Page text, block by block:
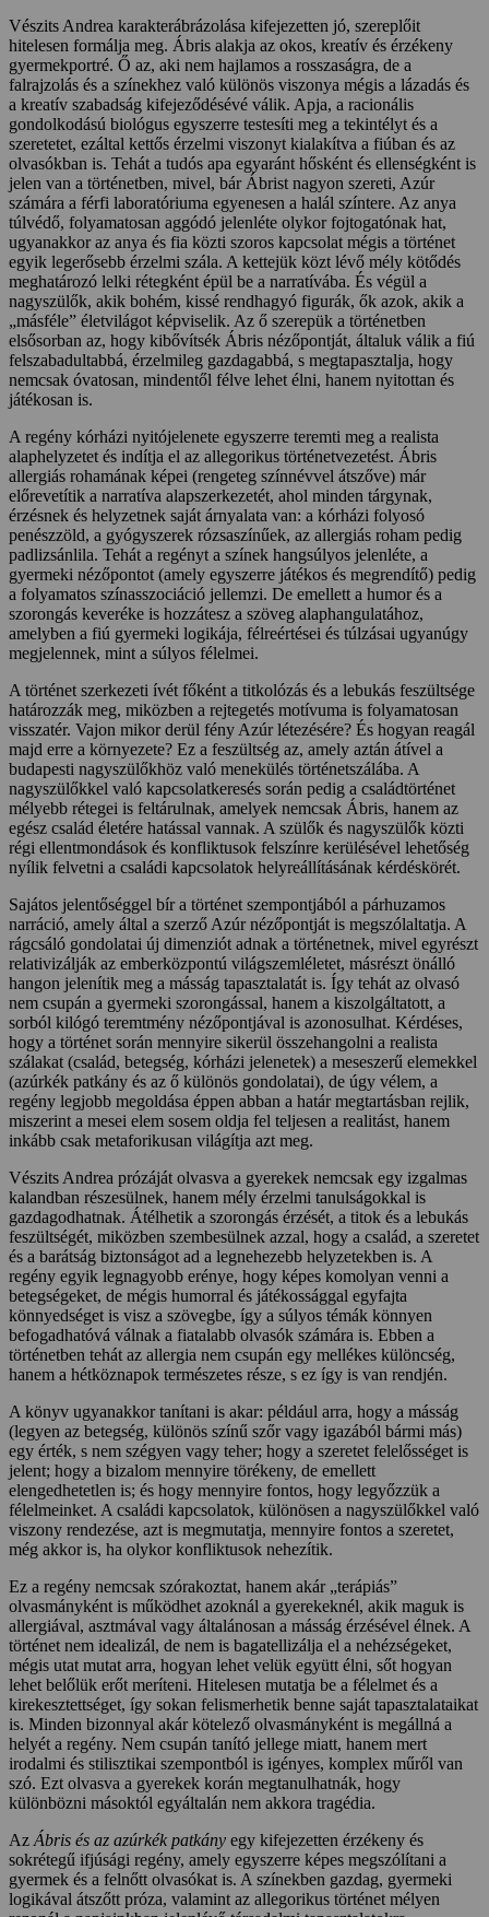
Vészits Andrea karakterábrázolása kifejezetten jó, szereplőit
hitelesen formálja meg. Ábris alakja az okos, kreatív és érzékeny
gyermekportré. Ő az, aki nem hajlamos a rosszaságra, de a
falrajzolás és a színekhez való különös viszonya mégis a lázadás és
a kreatív szabadság kifejeződésévé válik. Apja, a racionális
gondolkodású biológus egyszerre testesíti meg a tekintélyt és a
szeretetet, ezáltal kettős érzelmi viszonyt kialakítva a fiúban és az
olvasókban is. Tehát a tudós apa egyaránt hősként és ellenségként is
jelen van a történetben, mivel, bár Ábrist nagyon szereti, Azúr
számára a férfi laboratóriuma egyenesen a halál színtere. Az anya
túlvédő, folyamatosan aggódó jelenléte olykor fojtogatónak hat,
ugyanakkor az anya és fia közti szoros kapcsolat mégis a történet
egyik legerősebb érzelmi szála. A kettejük közt lévő mély kötődés
meghatározó lelki rétegként épül be a narratívába. És végül a
nagyszülők, akik bohém, kissé rendhagyó figurák, ők azok, akik a
„másféle” életvilágot képviselik. Az ő szerepük a történetben
elsősorban az, hogy kibővítsék Ábris nézőpontját, általuk válik a fiú
felszabadultabbá, érzelmileg gazdagabbá, s megtapasztalja, hogy
nemcsak óvatosan, mindentől félve lehet élni, hanem nyitottan és
játékosan is.
A regény kórházi nyitójelenete egyszerre teremti meg a realista
alaphelyzetet és indítja el az allegorikus történetvezetést. Ábris
allergiás rohamának képei (rengeteg színnévvel átszőve) már
előrevetítik a narratíva alapszerkezetét, ahol minden tárgynak,
érzésnek és helyzetnek saját árnyalata van: a kórházi folyosó
penészzöld, a gyógyszerek rózsaszínűek, az allergiás roham pedig
padlizsánlila. Tehát a regényt a színek hangsúlyos jelenléte, a
gyermeki nézőpontot (amely egyszerre játékos és megrendítő) pedig
a folyamatos színasszociáció jellemzi. De emellett a humor és a
szorongás keveréke is hozzátesz a szöveg alaphangulatához,
amelyben a fiú gyermeki logikája, félreértései és túlzásai ugyanúgy
megjelennek, mint a súlyos félelmei.
A történet szerkezeti ívét főként a titkolózás és a lebukás feszültsége
határozzák meg, miközben a rejtegetés motívuma is folyamatosan
visszatér. Vajon mikor derül fény Azúr létezésére? És hogyan reagál
majd erre a környezete? Ez a feszültség az, amely aztán átível a
budapesti nagyszülőkhöz való menekülés történetszálába. A
nagyszülőkkel való kapcsolatkeresés során pedig a családtörténet
mélyebb rétegei is feltárulnak, amelyek nemcsak Ábris, hanem az
egész család életére hatással vannak. A szülők és nagyszülők közti
régi ellentmondások és konfliktusok felszínre kerülésével lehetőség
nyílik felvetni a családi kapcsolatok helyreállításának kérdéskörét.
Sajátos jelentőséggel bír a történet szempontjából a párhuzamos
narráció, amely által a szerző Azúr nézőpontját is megszólaltatja. A
rágcsáló gondolatai új dimenziót adnak a történetnek, mivel egyrészt
relativizálják az emberközpontú világszemléletet, másrészt önálló
hangon jelenítik meg a másság tapasztalatát is. Így tehát az olvasó
nem csupán a gyermeki szorongással, hanem a kiszolgáltatott, a
sorból kilógó teremtmény nézőpontjával is azonosulhat. Kérdéses,
hogy a történet során mennyire sikerül összehangolni a realista
szálakat (család, betegség, kórházi jelenetek) a meseszerű elemekkel
(azúrkék patkány és az ő különös gondolatai), de úgy vélem, a
regény legjobb megoldása éppen abban a határ megtartásban rejlik,
miszerint a mesei elem sosem oldja fel teljesen a realitást, hanem
inkább csak metaforikusan világítja azt meg.
Vészits Andrea prózáját olvasva a gyerekek nemcsak egy izgalmas
kalandban részesülnek, hanem mély érzelmi tanulságokkal is
gazdagodhatnak. Átélhetik a szorongás érzését, a titok és a lebukás
feszültségét, miközben szembesülnek azzal, hogy a család, a szeretet
és a barátság biztonságot ad a legnehezebb helyzetekben is. A
regény egyik legnagyobb erénye, hogy képes komolyan venni a
betegségeket, de mégis humorral és játékossággal egyfajta
könnyedséget is visz a szövegbe, így a súlyos témák könnyen
befogadhatóvá válnak a fiatalabb olvasók számára is. Ebben a
történetben tehát az allergia nem csupán egy mellékes különcség,
hanem a hétköznapok természetes része, s ez így is van rendjén.
A könyv ugyanakkor tanítani is akar: például arra, hogy a másság
(legyen az betegség, különös színű szőr vagy igazából bármi más)
egy érték, s nem szégyen vagy teher; hogy a szeretet felelősséget is
jelent; hogy a bizalom mennyire törékeny, de emellett
elengedhetetlen is; és hogy mennyire fontos, hogy legyőzzük a
félelmeinket. A családi kapcsolatok, különösen a nagyszülőkkel való
viszony rendezése, azt is megmutatja, mennyire fontos a szeretet,
még akkor is, ha olykor konfliktusok nehezítik.
Ez a regény nemcsak szórakoztat, hanem akár „terápiás”
olvasmányként is működhet azoknál a gyerekeknél, akik maguk is
allergiával, asztmával vagy általánosan a másság érzésével élnek. A
történet nem idealizál, de nem is bagatellizálja el a nehézségeket,
mégis utat mutat arra, hogyan lehet velük együtt élni, sőt hogyan
lehet belőlük erőt meríteni. Hitelesen mutatja be a félelmet és a
kirekesztettséget, így sokan felismerhetik benne saját tapasztalataikat
is. Minden bizonnyal akár kötelező olvasmányként is megállná a
helyét a regény. Nem csupán tanító jellege miatt, hanem mert
irodalmi és stilisztikai szempontból is igényes, komplex műről van
szó. Ezt olvasva a gyerekek korán megtanulhatnák, hogy
különbözni másoktól egyáltalán nem akkora tragédia.
Az Ábris és az azúrkék patkány egy kifejezetten érzékeny és
sokrétegű ifjúsági regény, amely egyszerre képes megszólítani a
gyermek és a felnőtt olvasókat is. A színekben gazdag, gyermeki
logikával átszőtt próza, valamint az allegorikus történet mélyen